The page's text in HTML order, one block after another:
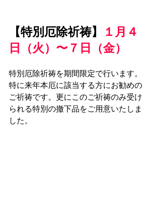
【特別厄除祈祷】
１月４
日（火）〜７日（金）
特別厄除祈祷を期間限定で行います。
特に来年本厄に該当する方にお勧めの
ご祈祷です。更にこのご祈祷のみ受け
られる特別の撤下品をご用意いたしま
した。